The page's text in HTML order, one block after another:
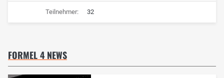
Teilnehmer: 32
FORMEL 4 NEWS